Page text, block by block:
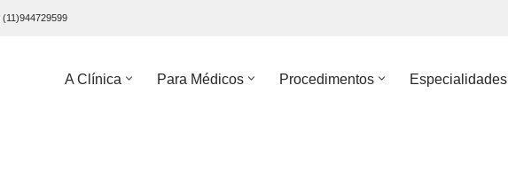
(11)944729599
A Clínica Para Médicos Procedimentos Especialidades